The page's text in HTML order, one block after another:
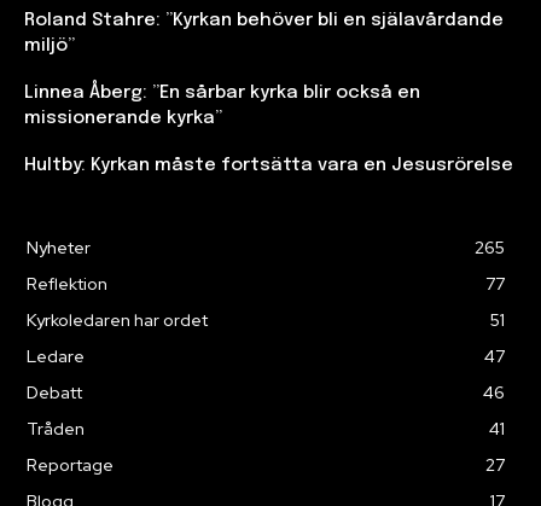
Roland Stahre: ”Kyrkan behöver bli en själavårdande
miljö”
Linnea Åberg: ”En sårbar kyrka blir också en
missionerande kyrka”
Hultby: Kyrkan måste fortsätta vara en Jesusrörelse
Nyheter
265
Reflektion
77
Kyrkoledaren har ordet
51
Ledare
47
Debatt
46
Tråden
41
Reportage
27
Blogg
17